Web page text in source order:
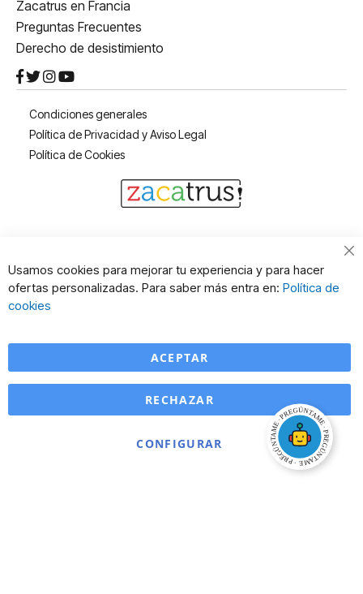
Zacatrus en Francia
Preguntas Frecuentes
Derecho de desistimiento
Condiciones generales
Política de Privacidad y Aviso Legal
Política de Cookies
Usamos cookies para mejorar tu experiencia y para hacer
ofertas personalizadas. Para saber más entra en: Política de
cookies
ACEPTAR
CONFIGURAR
RECHAZAR